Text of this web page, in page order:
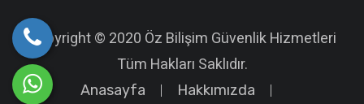
Copyright © 2020 Öz Bilişim Güvenlik Hizmetleri
Tüm Hakları Saklıdır.
Anasayfa Hakkımızda